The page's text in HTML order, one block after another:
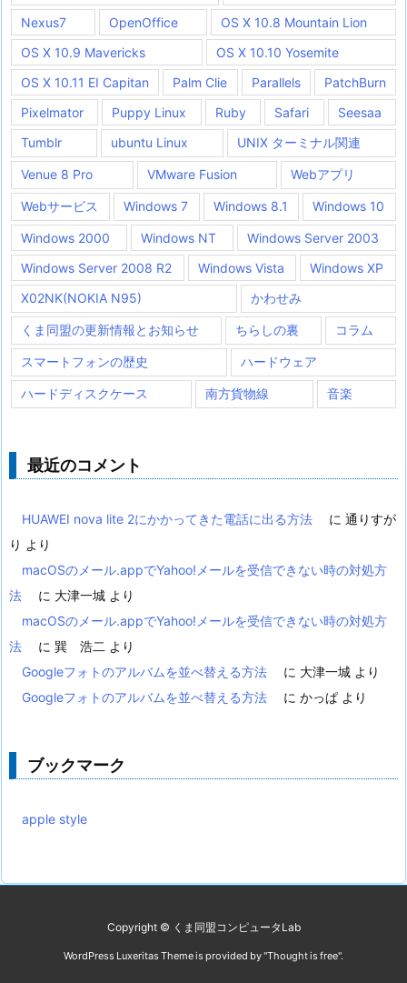
Nexus7 OpenOffice
OS X 10.8 Mountain Lion
OS X 10.9 Mavericks
OS X 10.10 Yosemite
OS X 10.11 EI Capitan
Palm Clie Parallels
PatchBurn
Pixelmator
Puppy Linux Ruby Safari
Seesaa
Tumblr
ubuntu Linux UNIX ターミナル関連
Venue 8 Pro VMware Fusion Webアプリ
Webサービス Windows 7 Windows 8.1 Windows 10
Windows 2000 Windows NT
Windows Server 2003
Windows Server 2008 R2
Windows Vista
Windows XP
X02NK(NOKIA N95)
かわせみ
くま同盟の更新情報とお知らせ ちらしの裏 コラム
スマートフォンの歴史 ハードウェア
ハードディスクケース 南方貨物線 音楽
最近のコメント
HUAWEI nova lite 2にかかってきた電話に出る方法 に 通りすが
り より
macOSのメール.appでYahoo!メールを受信できない時の対処方
法
に 大津一城 より
macOSのメール.appでYahoo!メールを受信できない時の対処方
法
に 巽 浩二 より
Googleフォトのアルバムを並べ替える方法
に 大津一城 より
Googleフォトのアルバムを並べ替える方法
に かっぱ より
ブックマーク
apple style
Copyright © くま同盟コンピュータLab
WordPress Luxeritas Theme is provided by "Thought is free".